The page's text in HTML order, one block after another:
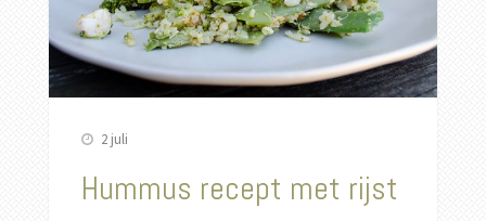
2 juli
Hummus recept met rijst